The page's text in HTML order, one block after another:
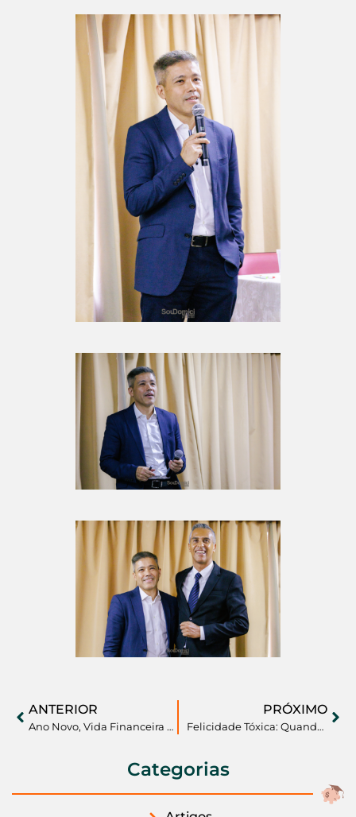
ANTERIOR
Ano Novo, Vida Financeira Nova!
PRÓXIMO
Felicidade Tóxica: Quando o Otimismo Exagerado Leva ao Caos Financeiro
Categorias